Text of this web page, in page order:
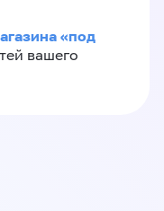
«под
вашего